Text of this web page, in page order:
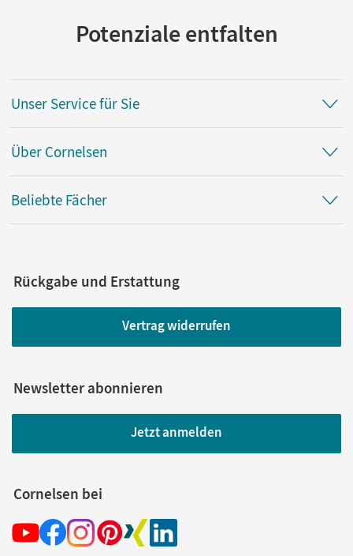
Potenziale entfalten
Unser Service für Sie
Über Cornelsen
Beliebte Fächer
Rückgabe und Erstattung
Vertrag widerrufen
Newsletter abonnieren
Jetzt anmelden
Cornelsen bei